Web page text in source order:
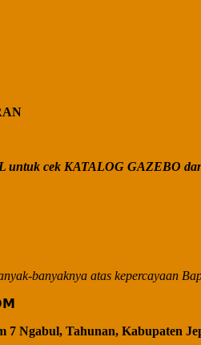
untuk cek KATALOG GAZEBO
banyaknya atas kepercayaan
7 Ngabul, Tahunan, Kabupaten